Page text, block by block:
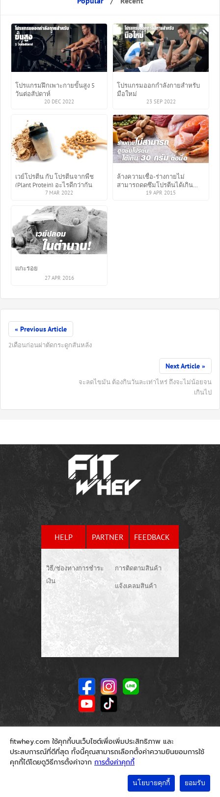
โปรแกรมฝึกเพาะกายขั้นสูง 5
วันต่อสัปดาห์
20 DEC 2022
โปรแกรมออกกำลังกายสำหรับ
มือใหม่
23 SEP 2022
เวย์โปรตีน กับ โปรตีนจากพืช
(Plant Protein) อะไรดีกว่ากัน
7 MAR 2022
ล้างความเชื่อ-ร่างกายไม่
สามารถดูดซึมโปรตีนได้เกิน
30กรัมต่อมื้อ19 APR 2015
แกะรอย
27 APR 2016
« Previous Article
2เดือนก่อนผ่าตัดกระดูกสันหลัง
Next Article »
จะลดไขมัน ต้องกินวันละเท่าไหร่ ถึงจะไม่น้อยจน
เกินไป
HELP PARTNER FEEDBACK
วิธี/ช่องทางการชำระ
เงิน
การติดตามสินค้า
แจ้งเคลมสินค้า
fitwhey.com ใช้คุกกี้บนเว็บไซต์เพื่อเพิ่มประสิทธิภาพ และ
ประสบการณ์ที่ดีที่สุด ทั้งนี้คุณสามารถเลือกตั้งค่าความยินยอมการใช้
คุกกี้ได้โดยดูวิธีการตั้งค่าจาก การตั้งค่าคุกกี้
นโยบายคุกกี้ ยอมรับ